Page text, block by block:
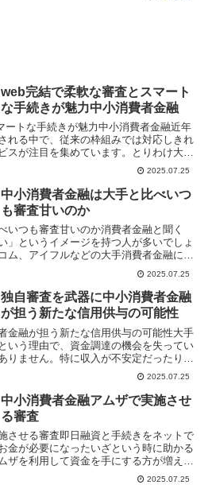
web完結で柔軟な審査とスマート
な手続きが魅力中小消費者金融
ートな手続きが魅力中小消費者金融近年
れる中で、従来の枠組みでは対応しきれ
スが注目を集めています。とりわけ大手
らない人々や、急ぎの資金を...2025.07.25
中小消費者金融は大手と比べいつ
も審査甘いのか
いつも審査甘いのか消費者金融と聞く
」というイメージを持つ人が多いでしょ
ム、アイフルなどの大手消費者金融に比
キャッシングエニーなどの中小消...2025.07.25
独自審査を武器に中小消費者金融
が担う新たな信用供与の可能性
金融が担う新たな信用供与の可能性大手
いう理由で、資金調達の機会を失ってい
りません。特に収入が不安定だったり過
融資のハードルはさらに高まり...2025.07.25
中小消費者金融アムザで実施させ
る審査
させる審査即日融資と手続きをネットで
金が必要になったいざという時に助かる
ザを利用して資金を手にする方が増えて
ザでは郵送での申し込みを受け...2025.07.25